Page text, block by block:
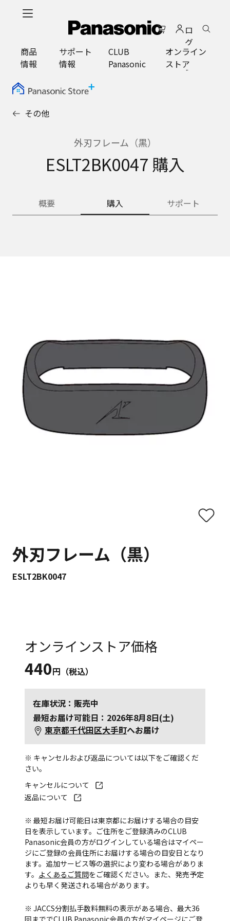
ロ
グ
イ
ン
商品
情報
サポート
情報
CLUB
Panasonic
オンライン
ストア
その他
外刃フレーム（黒）
ESLT2BK0047 購入
概要 購入 サポート
外刃フレーム（黒）
ESLT2BK0047
オンラインストア価格
440円（税込）
在庫状況：販売中
最短お届け可能日：2026年8月8日(土)
東京都千代田区大手町へお届け
※ キャンセルおよび返品については以下をご確認くだ
さい。
キャンセルについて
返品について
※ 最短お届け可能日は東京都にお届けする場合の目安
日を表示しています。ご住所をご登録済みのCLUB
Panasonic会員の方がログインしている場合はマイペー
ジにご登録の会員住所にお届けする場合の目安日となり
ます。追加サービス等の選択により変わる場合がありま
す。 よくあるご質問をご確認ください。また、発売予定
よりも早く発送される場合があります。
※ JACCS分割払手数料無料の表示がある場合、最大36
回まででCLUB Panasonic会員の方がマイページにご登